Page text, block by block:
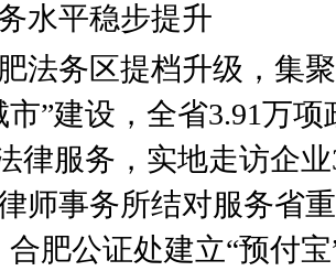
平稳步提升
务区提档升级，集聚
”建设，全省3.91万
律服务，实地走访企
师事务所结对服务省
合肥公证处建立“预付